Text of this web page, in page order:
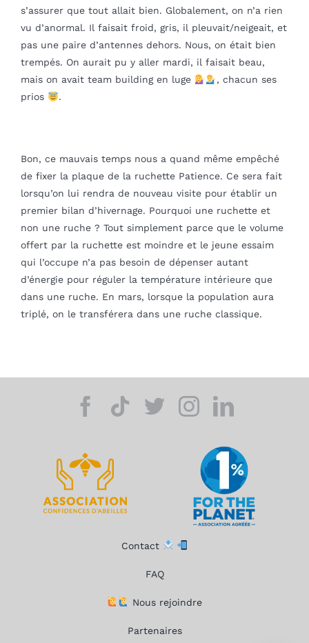
s’assurer que tout allait bien. Globalement, on n’a rien
vu d’anormal. Il faisait froid, gris, il pleuvait/neigeait, et
pas une paire d’antennes dehors. Nous, on était bien
trempés. On aurait pu y aller mardi, il faisait beau,
mais on avait team building en luge
, chacun ses
prios
.
Bon, ce mauvais temps nous a quand même empêché
de fixer la plaque de la ruchette Patience. Ce sera fait
lorsqu’on lui rendra de nouveau visite pour établir un
premier bilan d’hivernage. Pourquoi une ruchette et
non une ruche ? Tout simplement parce que le volume
offert par la ruchette est moindre et le jeune essaim
qui l’occupe n’a pas besoin de dépenser autant
d’énergie pour réguler la température intérieure que
dans une ruche. En mars, lorsque la population aura
triplé, on le transférera dans une ruche classique.
Contact
FAQ
Nous rejoindre
Partenaires